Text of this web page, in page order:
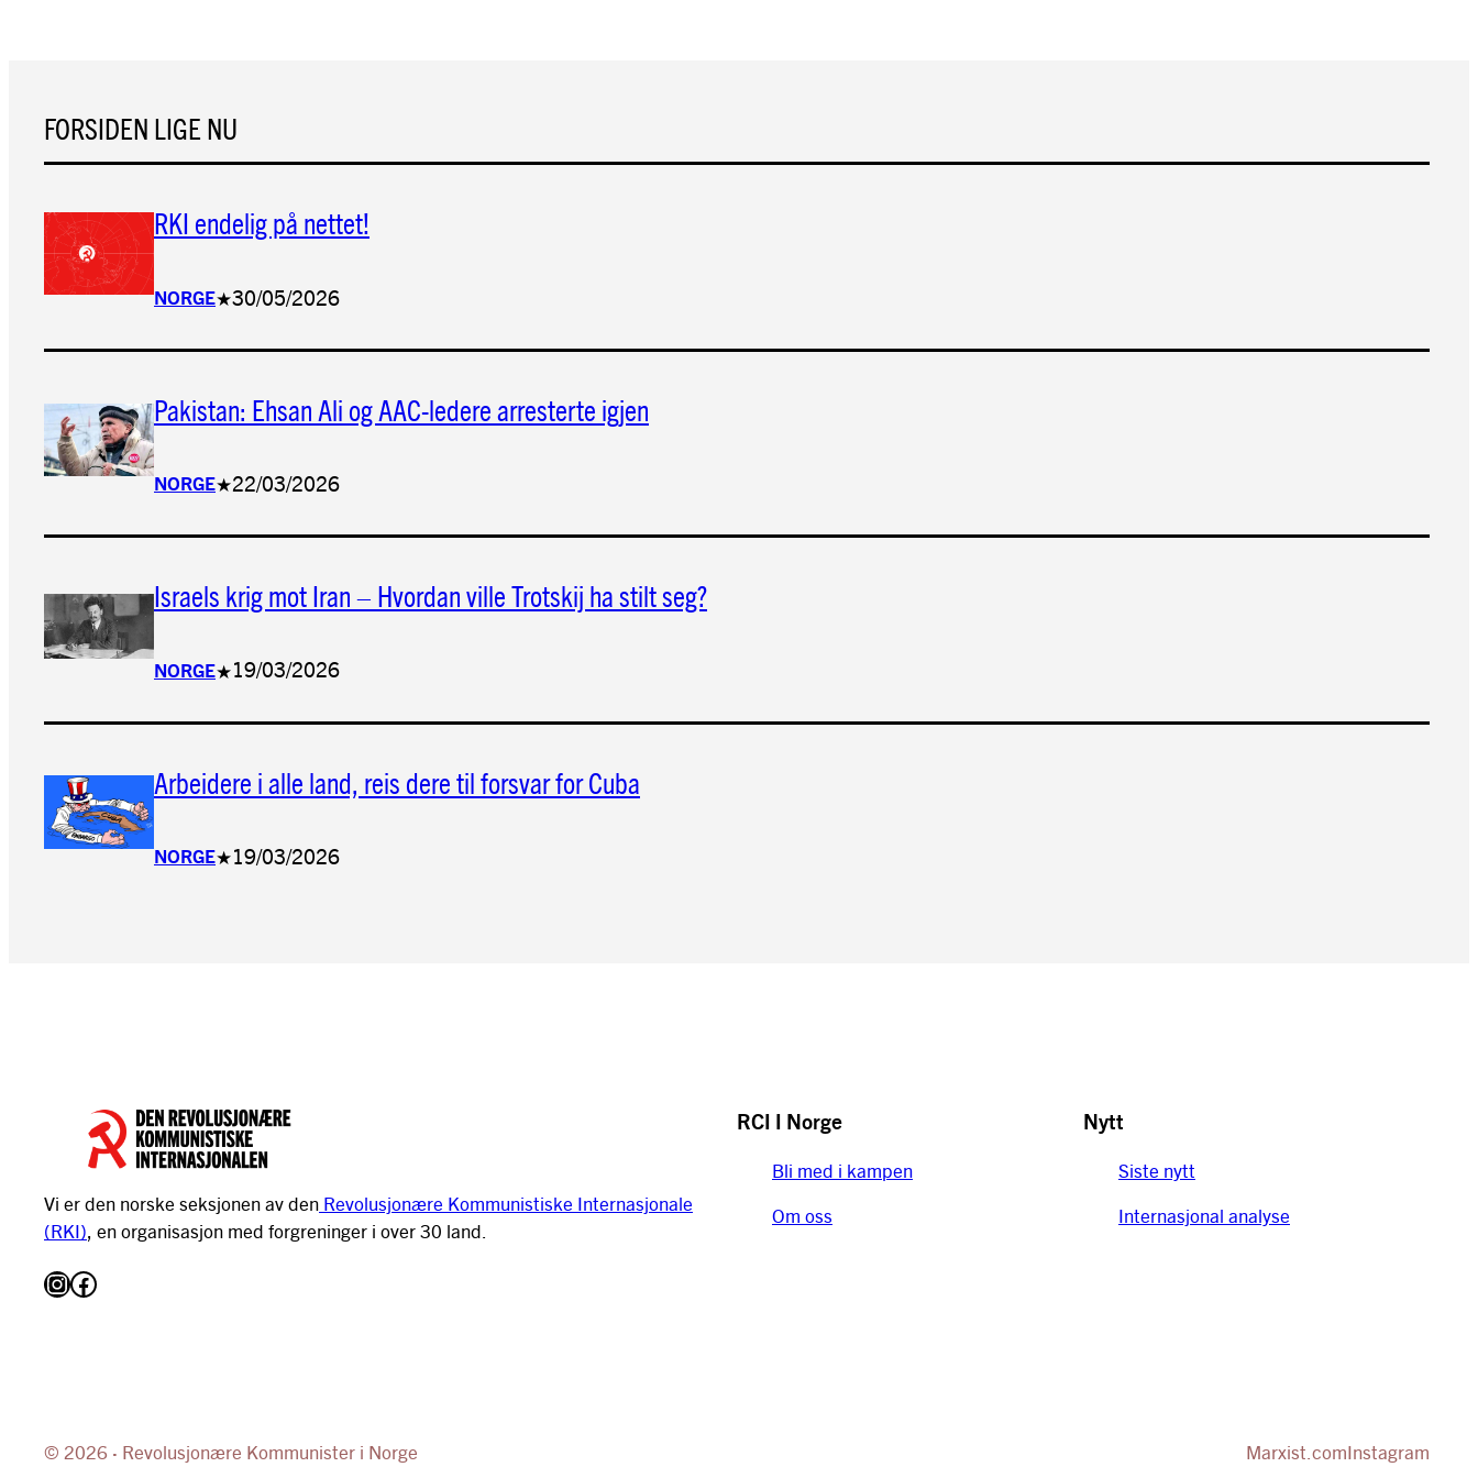
FORSIDEN LIGE NU
RKI endelig på nettet!
NORGE★30/05/2026
Pakistan: Ehsan Ali og AAC-ledere arresterte igjen
NORGE★22/03/2026
Israels krig mot Iran – Hvordan ville Trotskij ha stilt seg?
NORGE★19/03/2026
Arbeidere i alle land, reis dere til forsvar for Cuba
NORGE★19/03/2026
Vi er den norske seksjonen av den Revolusjonære Kommunistiske Internasjonale
(RKI), en organisasjon med forgreninger i over 30 land.
InstagramFacebook
RCI I Norge
Bli med i kampen
Om oss
Nytt
Siste nytt
Internasjonal analyse
© 2026 · Revolusjonære Kommunister i Norge Marxist.comInstagram